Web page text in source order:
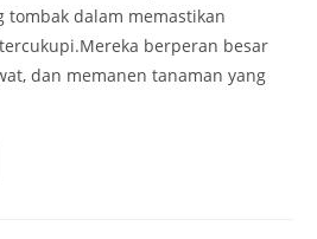
tombak dalam memastikan
berperan besar
dan memanen tanaman yang